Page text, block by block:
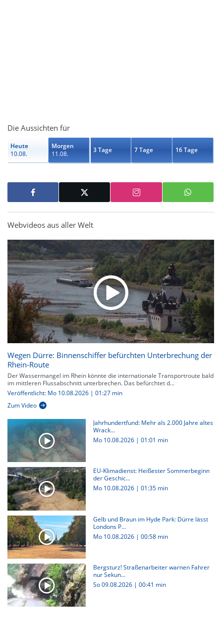
Die Aussichten für
Heute
10.08.
Morgen
11.08.
3 Tage 7 Tage 16 Tage
Webvideos aus aller Welt
Wegen Dürre: Binnenschiffer befürchten Unterbrechung der
Rhein-Route
Der Wassermangel im Rhein könnte die internationale Transportroute bald
im mittleren Flussabschnitt unterbrechen. Das befürchtet d...
Veröffentlicht: Mo 10.08.2026 | 01:27 min
Zum Video
Jahrhundertfund: Mehr als 2.000 Jahre altes
Wrack...
Mo 10.08.2026 | 01:01 min
EU-Klimadienst: Heißester Sommerbeginn
der Geschic...
Mo 10.08.2026 | 01:35 min
Gelb und Braun im Hyde Park: Dürre lässt
Londons P...
Mo 10.08.2026 | 00:58 min
Bergsturz! Straßenarbeiter warnen Fahrer
nur Sekun...
So 09.08.2026 | 00:41 min